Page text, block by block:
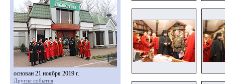
основан 21 ноября 2019 г.
Другие события